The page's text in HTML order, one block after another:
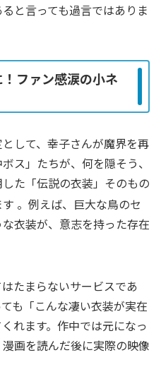
と言っても過言ではありま
ファン感涙の小ネ
して、幸子さんが魔界を再
ス」たちが、何を隠そう、
た「伝説の衣装」そのもの
。例えば、巨大な鳥のセ
衣装が、意志を持った存在
たまらないサービスであ
も「こんな凄い衣装が実在
れます。作中では元になっ
画を読んだ後に実際の映像